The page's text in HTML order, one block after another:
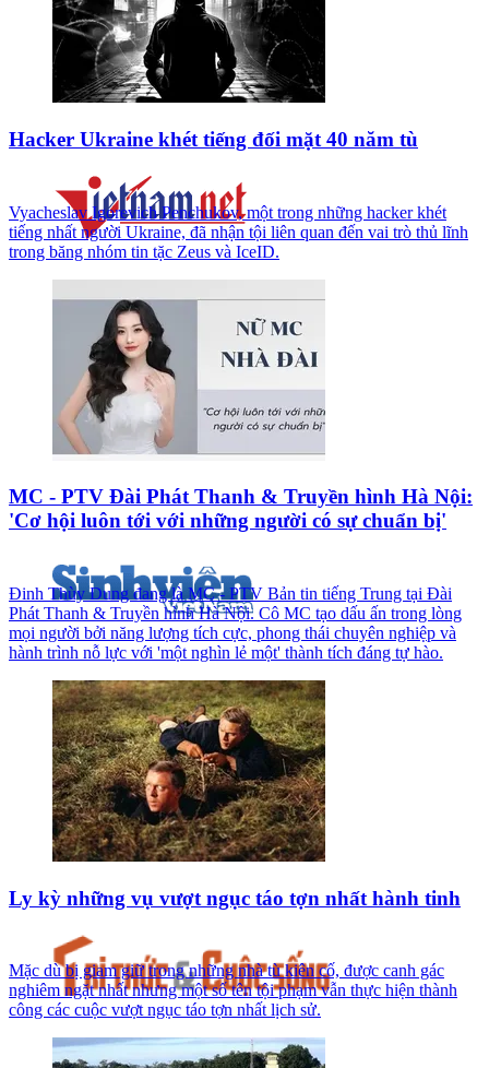
Hacker Ukraine khét tiếng đối mặt 40 năm tù
Vyacheslav Igorevich Penchukov, một trong những hacker khét
tiếng nhất người Ukraine, đã nhận tội liên quan đến vai trò thủ lĩnh
trong băng nhóm tin tặc Zeus và IceID.
MC - PTV Đài Phát Thanh & Truyền hình Hà Nội:
'Cơ hội luôn tới với những người có sự chuẩn bị'
Đinh Thùy Dung đang là MC - PTV Bản tin tiếng Trung tại Đài
Phát Thanh & Truyền hình Hà Nội. Cô MC tạo dấu ấn trong lòng
mọi người bởi năng lượng tích cực, phong thái chuyên nghiệp và
hành trình nỗ lực với 'một nghìn lẻ một' thành tích đáng tự hào.
Ly kỳ những vụ vượt ngục táo tợn nhất hành tinh
Mặc dù bị giam giữ trong những nhà tù kiên cố, được canh gác
nghiêm ngặt nhất nhưng một số tên tội phạm vẫn thực hiện thành
công các cuộc vượt ngục táo tợn nhất lịch sử.